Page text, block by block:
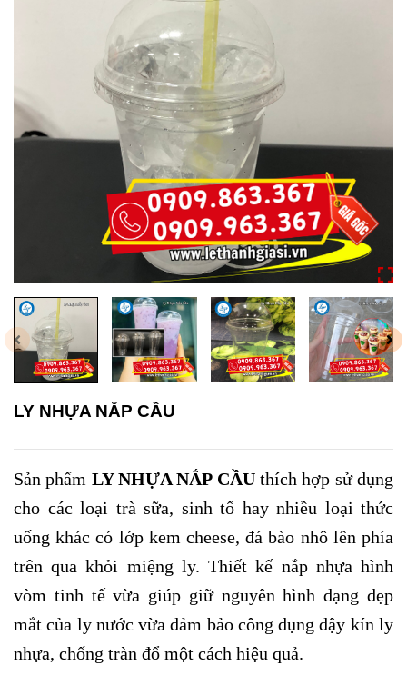
LY NHỰA NẮP CẦU
Sản phẩm LY NHỰA NẮP CẦUthích hợp sử dụng
cho các loại trà sữa, sinh tố hay nhiều loại thức
uống khác có lớp kem cheese, đá bào nhô lên phía
trên qua khỏi miệng ly. Thiết kế nắp nhựa hình
vòm tinh tế vừa giúp giữ nguyên hình dạng đẹp
mắt của ly nước vừa đảm bảo công dụng đậy kín ly
nhựa, chống tràn đổ một cách hiệu quả.